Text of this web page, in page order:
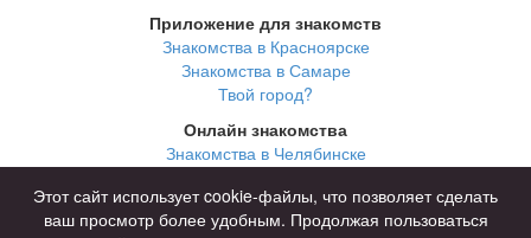
Приложение для знакомств
Знакомства в Красноярске
Знакомства в Самаре
Твой город?
Онлайн знакомства
Знакомства в Челябинске
Знакомства в Нижнем Новгороде
Этот сайт использует cookie-файлы, что позволяет сделать
ваш просмотр более удобным. Продолжая пользоваться